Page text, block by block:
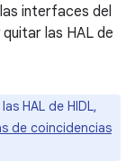
interfaces del
las HAL de
HAL de HIDL,
de coincidencias